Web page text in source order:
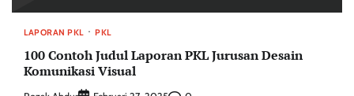
LAPORAN PKL PKL
100 Contoh Judul Laporan PKL Jurusan Desain
Komunikasi Visual